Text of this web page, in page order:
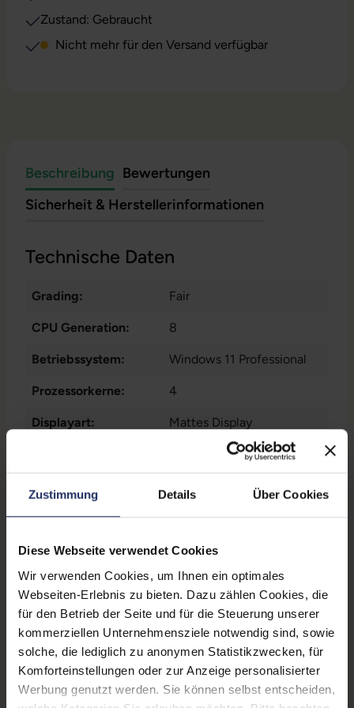
Zustimmung Details Über Cookies
Diese Webseite verwendet Cookies
Wir verwenden Cookies, um Ihnen ein optimales
Webseiten-Erlebnis zu bieten. Dazu zählen Cookies, die
für den Betrieb der Seite und für die Steuerung unserer
kommerziellen Unternehmensziele notwendig sind, sowie
solche, die lediglich zu anonymen Statistikzwecken, für
Komforteinstellungen oder zur Anzeige personalisierter
Werbung genutzt werden. Sie können selbst entscheiden,
Zustand: Gebraucht
Nicht mehr für den Versand verfügbar
Beschreibung Bewertungen
Sicherheit & Herstellerinformationen
Technische Daten
Grading: Fair
CPU Generation: 8
Betriebssystem: Windows 11 Professional
Prozessorkerne: 4
Displayart: Mattes Display
Schnittstellen:
1x Audio / Mikrofon - 3.5
1x HDMI, 1x LAN RJ-45
SD-Kartenleser, 1x W-LAN
2x USB 3 Typ A
Mehr anzeigen
Displaygröße: 13,3 Zoll
LTE: Nein
Displayauflösung: 1920 x 1080 FHD
Tastaturlayout:
Deutsch (QWERTZ) ohne
Ziffernblock